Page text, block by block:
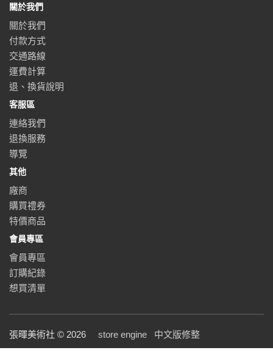
關於我們
關於我們
付款方式
交通路線
運費計算
退、換貨說明
客服區
連絡我們
退換服務
導覽
其他
廠商
購買禮券
特價商品
會員專區
會員專區
訂購紀錄
想買清單
張暉美術社 © 2026 store engine 中文版修整